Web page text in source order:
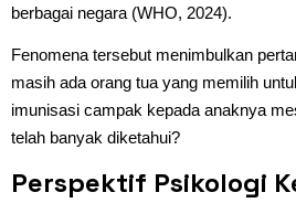
berbagai negara (WHO, 2024).
Fenomena tersebut menimbulkan
masih ada orang tua yang memilih
imunisasi campak kepada anaknya
telah banyak diketahui?
Perspektif Psikologi